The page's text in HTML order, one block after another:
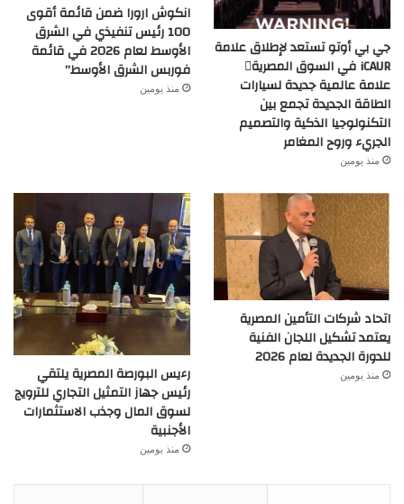
جي بي أوتو تستعد لإطلاق علامة
iCAUR في السوق المصرية
علامة عالمية جديدة لسيارات
الطاقة الجديدة تجمع بين
التكنولوجيا الذكية والتصميم
الجريء وروح المغامر
منذ يومين
انكوش ارورا ضمن قائمة أقوى
100 رئيس تنفيذي في الشرق
الأوسط لعام 2026 في قائمة
فوربس الشرق الأوسط”
منذ يومين
اتحاد شركات التأمين المصرية
يعتمد تشكيل اللجان الفنية
للدورة الجديدة لعام 2026
منذ يومين
رءيس البورصة المصرية يلتقي
رئيس جهاز التمثيل التجاري للترويج
لسوق المال وجذب الاستثمارات
الأجنبية
منذ يومين